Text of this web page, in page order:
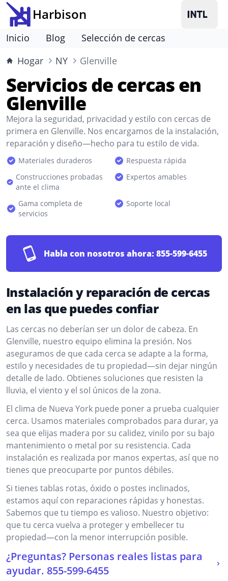
Harbison
Inicio Blog
Selección de cercas
Hogar
NY Glenville
Servicios de cercas en
Glenville
Mejora la seguridad, privacidad y estilo con cercas de
primera en Glenville. Nos encargamos de la instalación,
reparación y diseño—hecho para tu estilo de vida.
Materiales duraderos
Respuesta rápida
Construcciones probadas
ante el clima
Expertos amables
Gama completa de
servicios
Soporte local
Habla con nosotros ahora: 855-599-6455
Instalación y reparación de cercas
en las que puedes confiar
Las cercas no deberían ser un dolor de cabeza. En
Glenville, nuestro equipo elimina la presión. Nos
aseguramos de que cada cerca se adapte a la forma,
estilo y necesidades de tu propiedad—sin dejar ningún
detalle de lado. Obtienes soluciones que resisten la
lluvia, el viento y el sol únicos de la zona.
El clima de Nueva York puede poner a prueba cualquier
cerca. Usamos materiales comprobados para durar, ya
sea que elijas madera por su calidez, vinilo por su bajo
mantenimiento o metal por su resistencia. Cada
instalación es realizada por manos expertas, así que no
tienes que preocuparte por puntos débiles.
Si tienes tablas rotas, óxido o postes inclinados,
estamos aquí con reparaciones rápidas y honestas.
Sabemos que tu tiempo es valioso. Nuestro objetivo:
que tu cerca vuelva a proteger y embellecer tu
propiedad—con la menor interrupción posible.
¿Preguntas? Personas reales listas para
ayudar. 855-599-6455